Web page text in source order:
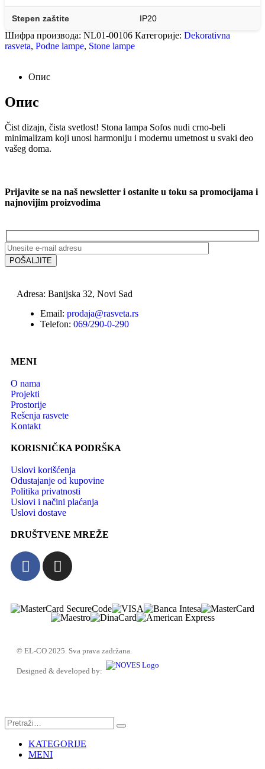
Stepen zaštite IP20
Шифра производа: NL01-00106 Категорије: Dekorativna
rasveta, Podne lampe, Stone lampe
Опис
Опис
Čist dizajn, čista svetlost! Stona lampa Sofos nudi crno-beli
minimalizam koji unosi harmoniju i modernu umetnost u svaki deo
vašeg doma.
Prijavite se na naš newsletter i ostanite u toku sa promocijama i
najnovijim proizvodima
Adresa: Banijska 32, Novi Sad
Email: prodaja@rasveta.rs
Telefon: 069/290-0-290
MENI
O nama
Projekti
Prostorije
Rešenja rasvete
Kontakt
KORISNIČKA PODRŠKA
Uslovi korišćenja
Odustajanje od kupovine
Politika privatnosti
Uslovi i načini plaćanja
Uslovi dostave
DRUŠTVENE MREŽE
© EL-CO 2025. Sva prava zadržana.
Designed & developed by:
KATEGORIJE
MENI